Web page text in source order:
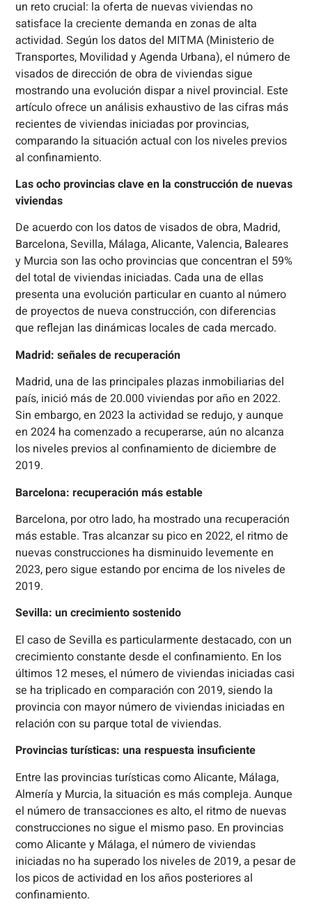
un reto crucial: la oferta de nuevas viviendas no
satisface la creciente demanda en zonas de alta
actividad. Según los datos del MITMA (Ministerio de
Transportes, Movilidad y Agenda Urbana), el número de
visados de dirección de obra de viviendas sigue
mostrando una evolución dispar a nivel provincial. Este
artículo ofrece un análisis exhaustivo de las cifras más
recientes de viviendas iniciadas por provincias,
comparando la situación actual con los niveles previos
al confinamiento.
Las ocho provincias clave en la construcción de nuevas
viviendas
De acuerdo con los datos de visados de obra, Madrid,
Barcelona, Sevilla, Málaga, Alicante, Valencia, Baleares
y Murcia son las ocho provincias que concentran el 59%
del total de viviendas iniciadas. Cada una de ellas
presenta una evolución particular en cuanto al número
de proyectos de nueva construcción, con diferencias
que reflejan las dinámicas locales de cada mercado.
Madrid: señales de recuperación
Madrid, una de las principales plazas inmobiliarias del
país, inició más de 20.000 viviendas por año en 2022.
Sin embargo, en 2023 la actividad se redujo, y aunque
en 2024 ha comenzado a recuperarse, aún no alcanza
los niveles previos al confinamiento de diciembre de
2019.
Barcelona: recuperación más estable
Barcelona, por otro lado, ha mostrado una recuperación
más estable. Tras alcanzar su pico en 2022, el ritmo de
nuevas construcciones ha disminuido levemente en
2023, pero sigue estando por encima de los niveles de
2019.
Sevilla: un crecimiento sostenido
El caso de Sevilla es particularmente destacado, con un
crecimiento constante desde el confinamiento. En los
últimos 12 meses, el número de viviendas iniciadas casi
se ha triplicado en comparación con 2019, siendo la
provincia con mayor número de viviendas iniciadas en
relación con su parque total de viviendas.
Provincias turísticas: una respuesta insuficiente
Entre las provincias turísticas como Alicante, Málaga,
Almería y Murcia, la situación es más compleja. Aunque
el número de transacciones es alto, el ritmo de nuevas
construcciones no sigue el mismo paso. En provincias
como Alicante y Málaga, el número de viviendas
iniciadas no ha superado los niveles de 2019, a pesar de
los picos de actividad en los años posteriores al
confinamiento.